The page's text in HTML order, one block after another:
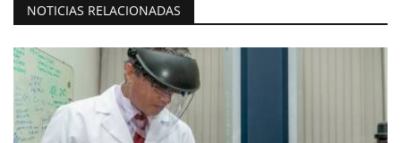
NOTICIAS RELACIONADAS